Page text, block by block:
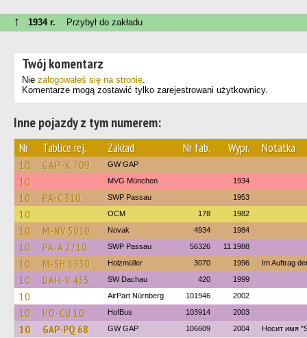
↑ 1934 r. Przybył do zakładu
Twój komentarz
Nie zalogowałeś się na stronie.
Komentarze mogą zostawić tylko zarejestrowani użytkownicy.
Inne pojazdy z tym numerem:
Nr Tablice rej. Zakład Nr fab. Wypr. Notatka
10 GAP-K 709 GW GAP
10 MVG München 1934
10 PA-C 310 SWP Passau 1953
10 OCM 178 1982
10 M-NV 5010 Novak 4934 1984
10 PA-A 2710 SWP Passau 56326 11.1988
10 M-SH 1530 Holzmüller 3070 1996 Im Auftrag
10 DAH-V 435 SW Dachau 420 1999
10 AirPart Nürnberg 101946 2002
10 HO-CU 10 HofBus 103914 2003
10 GAP-PQ 68 GW GAP 106609 2004 Носит имя